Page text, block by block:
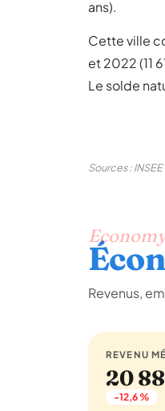
ans).
Cette ville
et 2022 (11
Le solde
Sources :
Revenus,
REVENU
20
-12,6 %